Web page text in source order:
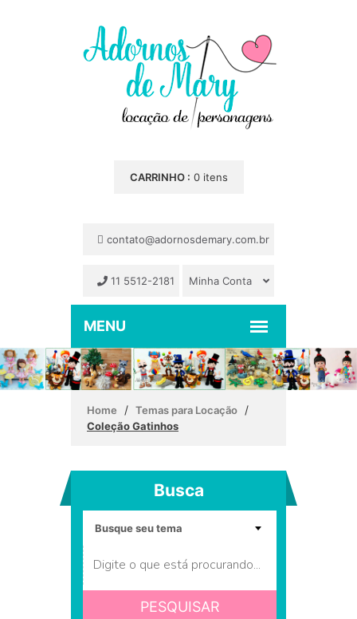
CARRINHO : 0 itens
contato@adornosdemary.com.br
11 5512-2181 Minha Conta
Home / Temas para Locação /
Coleção Gatinhos
Busca
PESQUISAR